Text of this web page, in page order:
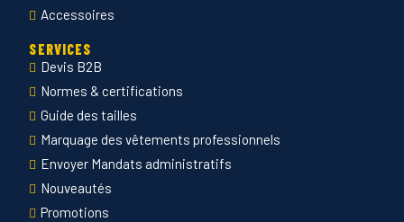
Accessoires
SERVICES
Devis B2B
Normes & certifications
Guide des tailles
Marquage des vêtements professionnels
Envoyer Mandats administratifs
Nouveautés
Promotions